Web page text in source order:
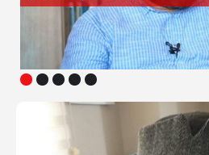
1 2 3 4 5